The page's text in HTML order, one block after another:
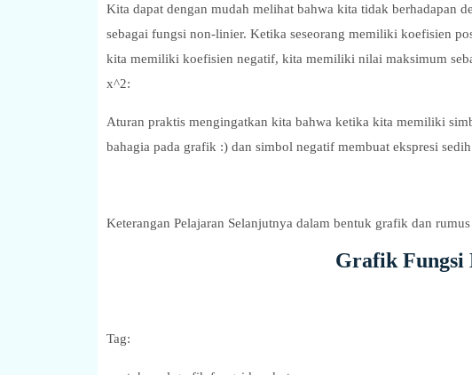
Kita dapat dengan mudah melihat bahwa kita tidak berhadapan
sebagai fungsi non-linier. Ketika seseorang memiliki koefisien
kita memiliki koefisien negatif, kita memiliki nilai maksimum
x^2:
Aturan praktis mengingatkan kita bahwa ketika kita memiliki
bahagia pada grafik :) dan simbol negatif membuat ekspresi
Keterangan Pelajaran Selanjutnya dalam bentuk grafik dan rumus
Grafik Fungsi
Tag: